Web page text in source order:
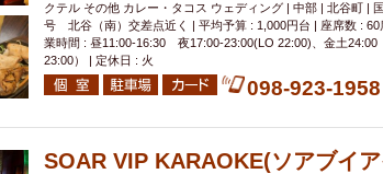
クテル その他 カレー・タコス ウェディング | 中部 | 北谷町 |
号 北谷（南）交差点近く | 平均予算 : 1,000円台 | 座席数 : 60
業時間 : 昼11:00-16:30 夜17:00‐23:00(LO 22:00)、金土24:00
23:00） | 定休日 : 火
098-923-1958
SOAR VIP KARAOKE(ソアブイ